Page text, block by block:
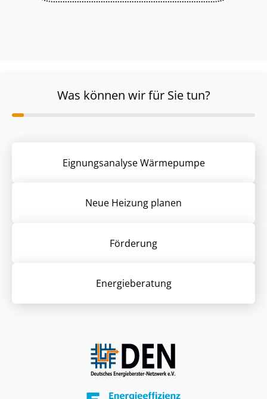
Was können wir für Sie tun?
Eignungsanalyse Wärmepumpe
Neue Heizung planen
Förderung
Energieberatung